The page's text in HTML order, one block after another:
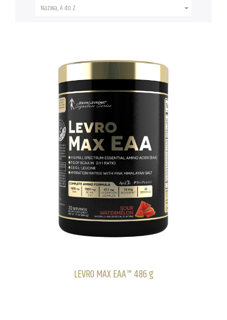
Nazwa, A do Z 
LEVRO MAX EAA™ 486 g